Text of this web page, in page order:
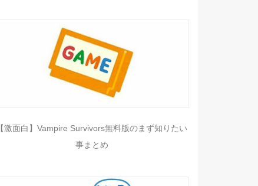
【激面白】Vampire Survivors無料版のまず知りたい
事まとめ